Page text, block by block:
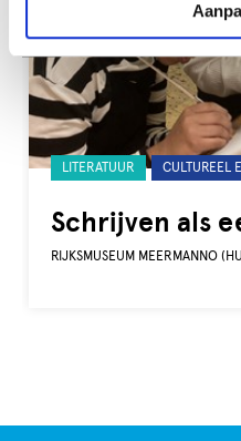
Schrijven als
Gelabeld
met:
LITERATUUR CULTUREEL
RIJKSMUSEUM MEERMANNO